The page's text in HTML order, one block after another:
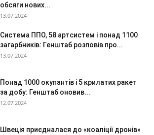
обсяги нових...
13.07.2024
Система ППО, 58 артсистем і понад 1100
загарбників: Генштаб розповів про...
13.07.2024
Понад 1000 окупантів і 5 крилатих ракет
за добу: Генштаб оновив...
12.07.2024
Швеція приєдналася до «коаліції дронів»